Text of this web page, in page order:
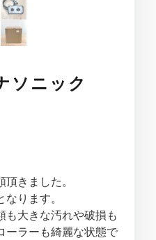
ソニック
きました。
ります。
も大きな汚れや破損も
ーラーも綺麗な状態で